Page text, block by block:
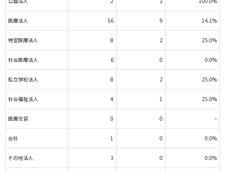
医療法人 56 9 16.1%
特定医療法人 8 2 25.0%
社会医療法人 6 0 0.0%
私立学校法人 8 2 25.0%
社会福祉法人 4 1 25.0%
医療生協 0 0 –
会社 1 0 0.0%
その他法人 3 0 0.0%